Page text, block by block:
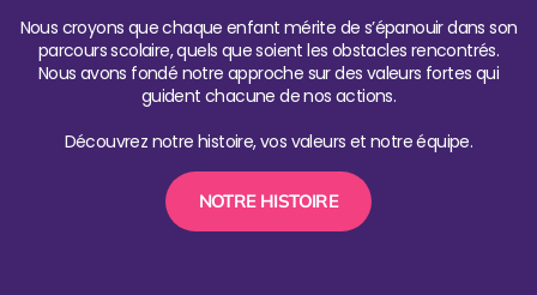
Nous croyons que chaque enfant mérite de s’épanouir dans son
parcours scolaire, quels que soient les obstacles rencontrés.
Nous avons fondé notre approche sur des valeurs fortes qui
guident chacune de nos actions.
Découvrez notre histoire, vos valeurs et notre équipe.
NOTRE HISTOIRE